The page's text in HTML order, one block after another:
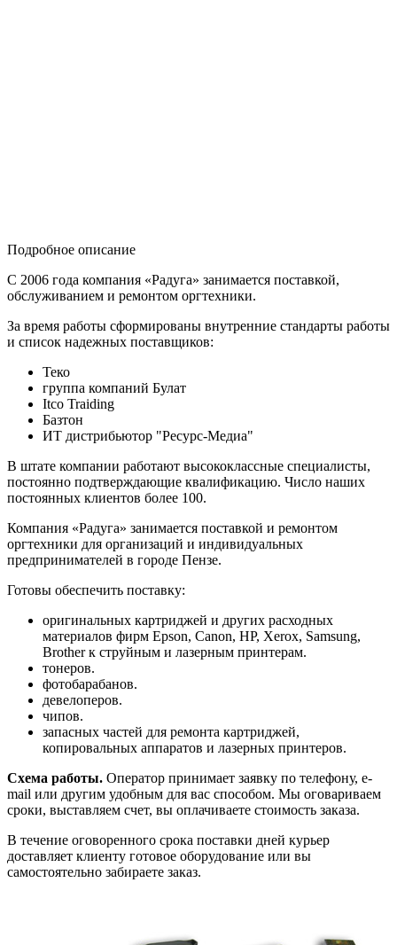
Подробное описание
С 2006 года компания «Радуга» занимается поставкой,
обслуживанием и ремонтом оргтехники.
За время работы сформированы внутренние стандарты работы
и список надежных поставщиков:
Теко
группа компаний Булат
Itco Traiding
Базтон
ИТ дистрибьютор "Ресурс-Медиа"
В штате компании работают высококлассные специалисты,
постоянно подтверждающие квалификацию. Число наших
постоянных клиентов более 100.
Компания «Радуга» занимается поставкой и ремонтом
оргтехники для организаций и индивидуальных
предпринимателей в городе Пензе.
Готовы обеспечить поставку:
оригинальных картриджей и других расходных
материалов фирм Epson, Canon, HP, Xerox, Samsung,
Brother к струйным и лазерным принтерам.
тонеров.
фотобарабанов.
девелоперов.
чипов.
запасных частей для ремонта картриджей,
копировальных аппаратов и лазерных принтеров.
Схема работы. Оператор принимает заявку по телефону, e-
mail или другим удобным для вас способом. Мы оговариваем
сроки, выставляем счет, вы оплачиваете стоимость заказа.
В течение оговоренного срока поставки дней курьер
доставляет клиенту готовое оборудование или вы
самостоятельно забираете заказ.